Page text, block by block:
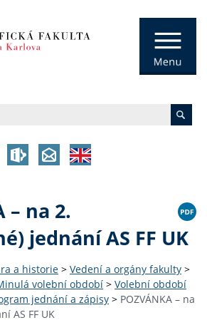
– na 2.
jednání AS FF UK
a historie > Vedení a orgány fakulty >
volební období > Volební období
jednání a zápisy > POZVÁNKA – na
AS FF UK